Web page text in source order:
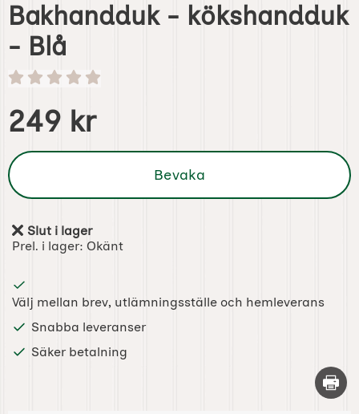
Bakhandduk - kökshandduk
- Blå
Handla denna produkt Bakhandduk - kökshandduk - Blå
pris
249 kr
Bevaka
Tillgänglighet:
Slut i lager
Prel. i lager: Okänt
Välj mellan brev, utlämningsställe och hemleverans
Snabba leveranser
Säker betalning
Skriv